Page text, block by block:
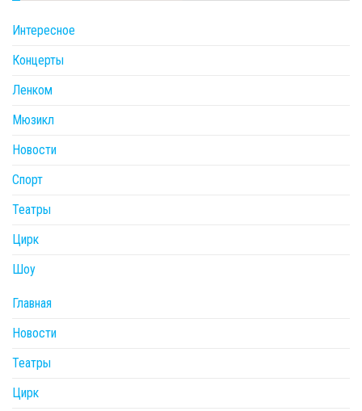
Интересное
Концерты
Ленком
Мюзикл
Новости
Спорт
Театры
Цирк
Шоу
Главная
Новости
Театры
Цирк